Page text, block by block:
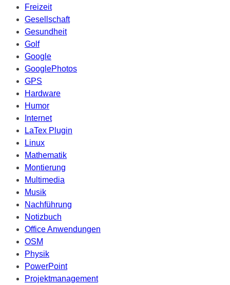
Freizeit
Gesellschaft
Gesundheit
Golf
Google
GooglePhotos
GPS
Hardware
Humor
Internet
LaTex Plugin
Linux
Mathematik
Montierung
Multimedia
Musik
Nachführung
Notizbuch
Office Anwendungen
OSM
Physik
PowerPoint
Projektmanagement